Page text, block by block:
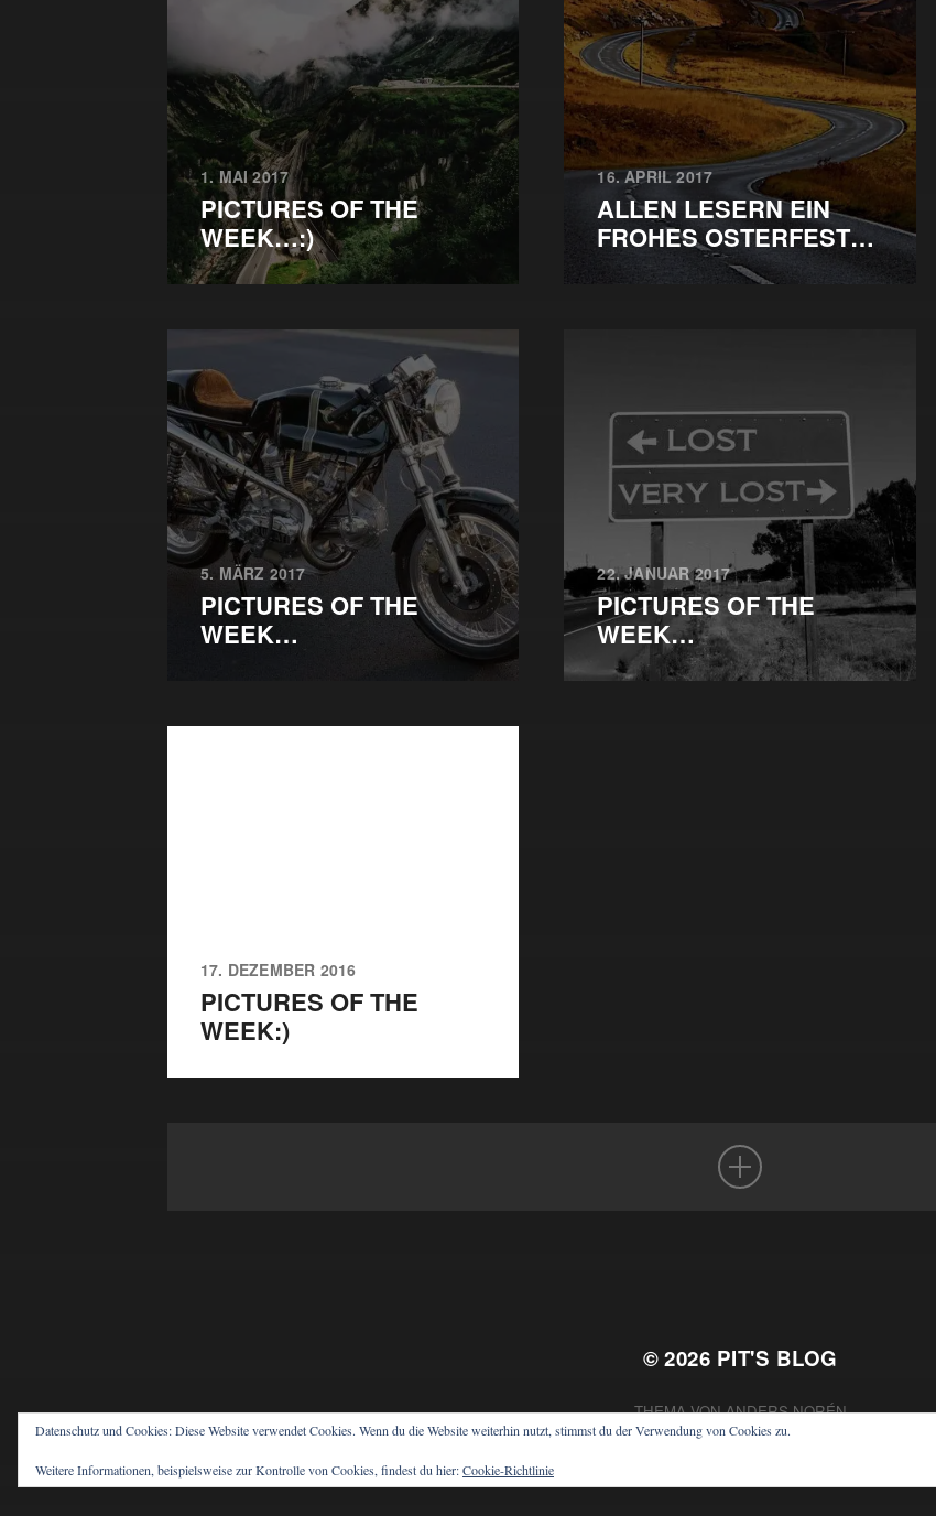
1. MAI 2017
PICTURES OF THE
WEEK…:)
16. APRIL 2017
ALLEN LESERN EIN
FROHES OSTERFEST…
5. MÄRZ 2017
PICTURES OF THE
WEEK…
22. JANUAR 2017
PICTURES OF THE
WEEK…
17. DEZEMBER 2016
PICTURES OF THE
WEEK:)
© 2026 PIT'S BLOG
THEMA VONANDERS NORÉN
Datenschutz und Cookies: Diese Website verwendet Cookies. Wenn du die Website weiterhin nutzt, stimmst du der Verwendung von Cookies zu.
Weitere Informationen, beispielsweise zur Kontrolle von Cookies, findest du hier:Cookie-Richtlinie